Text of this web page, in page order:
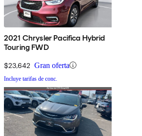
2021 Chrysler Pacifica Hybrid
Touring FWD
$23,642 Gran oferta
Incluye tarifas de conc.